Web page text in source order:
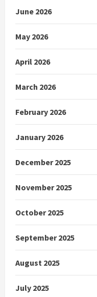
June 2026
May 2026
April 2026
March 2026
February 2026
January 2026
December 2025
November 2025
October 2025
September 2025
August 2025
July 2025